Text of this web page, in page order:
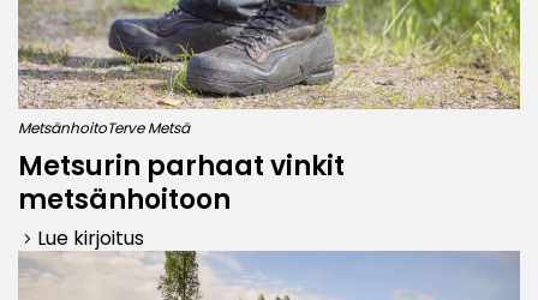
MetsänhoitoTerve Metsä
Metsurin parhaat vinkit
metsänhoitoon
keyboard_arrow_right Lue kirjoitus